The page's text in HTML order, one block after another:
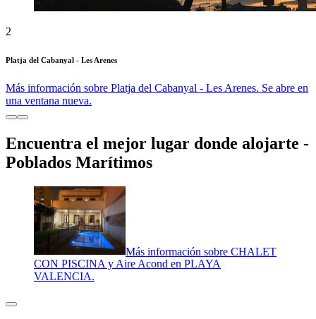
2
Platja del Cabanyal - Les Arenes
Más información sobre Platja del Cabanyal - Les Arenes. Se abre en
una ventana nueva.
Encuentra el mejor lugar donde alojarte -
Poblados Marítimos
Más información sobre CHALET
CON PISCINA y Aire Acond en PLAYA
VALENCIA.